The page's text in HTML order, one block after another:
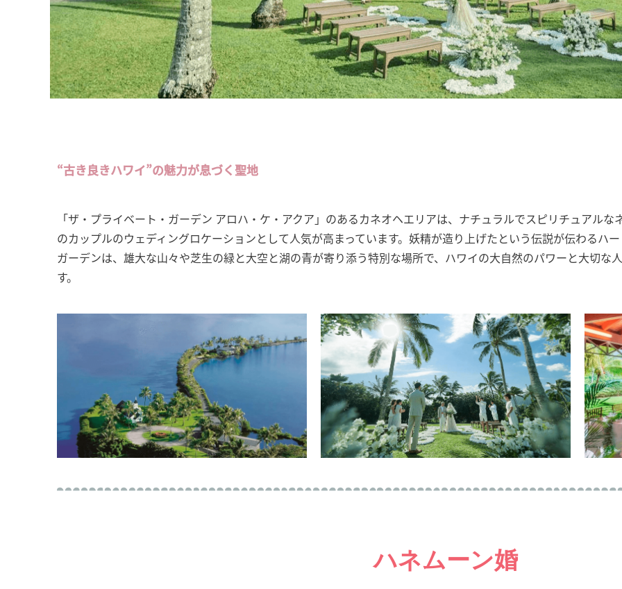
“古き良きハワイ”の魅力が息づく聖地
「ザ・プライベート・ガーデン アロハ・ケ・アクア」のあるカネオヘエリアは、ナチュラルでスピリチュアル
のカップルのウェディングロケーションとして人気が高まっています。妖精が造り上げたという伝説が伝わるハ
ガーデンは、雄大な山々や芝生の緑と大空と湖の青が寄り添う特別な場所で、ハワイの大自然のパワーと大切な
す。
ハネムーン婚